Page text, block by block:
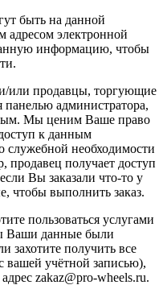
быть на данной
адресом электронной
информацию, чтобы
или продавцы, торгующие
администратора,
Мы ценим Ваше право
к данным
служебной необходимости
продавец получает доступ
Вы заказали что-то у
чтобы выполнить заказ.
пользоваться услугами
Ваши данные были
захотите получить все
вашей учётной записью),
zakaz@pro-wheels.ru.